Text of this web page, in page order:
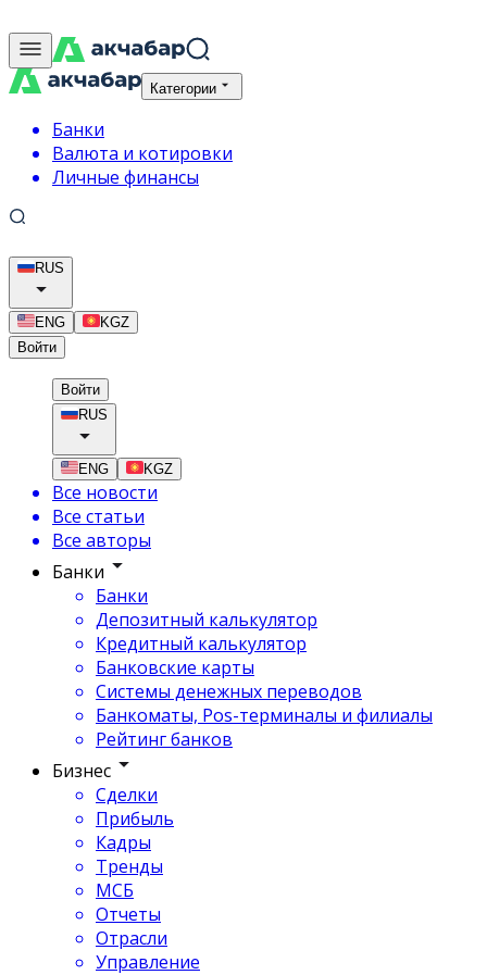
Категории
Банки
Валюта и котировки
Личные финансы
RUS
ENG
KGZ
Войти
Войти
RUS
ENG KGZ
Все новости
Все статьи
Все авторы
Банки
Банки
Депозитный калькулятор
Кредитный калькулятор
Банковские карты
Системы денежных переводов
Банкоматы, Pos-терминалы и филиалы
Рейтинг банков
Бизнес
Сделки
Прибыль
Кадры
Тренды
МСБ
Отчеты
Отрасли
Управление